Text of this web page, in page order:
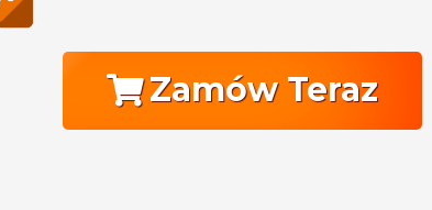
Zamów Teraz